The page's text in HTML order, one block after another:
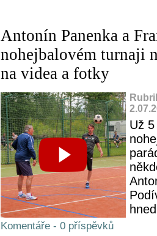
Antonín Panenka a
nohejbalovém turnaji
na videa a fotky
Už
Komentáře - 0 příspěvků